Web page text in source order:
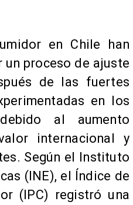
en Chile han
un proceso de ajuste
de las fuertes
en los
al aumento
internacional y
Según el Instituto
(INE), el Índice de
(IPC) registró una